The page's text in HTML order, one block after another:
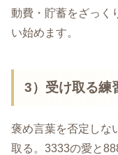
動費・貯蓄をざっく
い始めます。
3）受け取る練
褒め言葉を否定しな
取る。3333の愛と